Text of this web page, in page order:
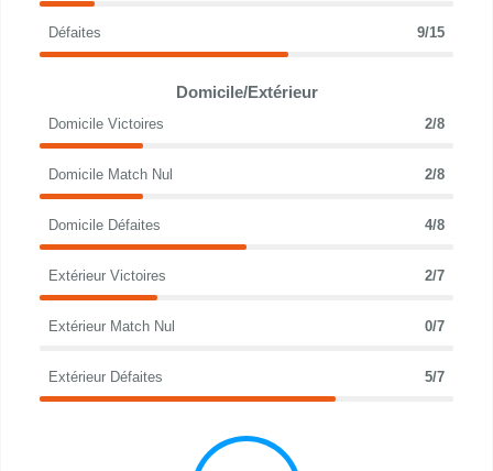
Défaites 9/15
Domicile/Extérieur
Domicile Victoires 2/8
Domicile Match Nul 2/8
Domicile Défaites 4/8
Extérieur Victoires 2/7
Extérieur Match Nul 0/7
Extérieur Défaites 5/7